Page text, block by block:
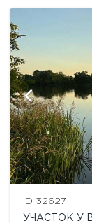
ID 32627
УЧАСТОК У